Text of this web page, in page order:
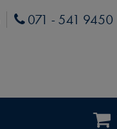
Phone
071 - 541 9450